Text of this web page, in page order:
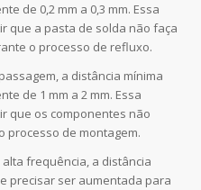
de 0,2 mm a 0,3 mm. Essa
que a pasta de solda não faça
o processo de refluxo.
a distância mínima
de 1 mm a 2 mm. Essa
que os componentes não
processo de montagem.
frequência, a distância
precisar ser aumentada para